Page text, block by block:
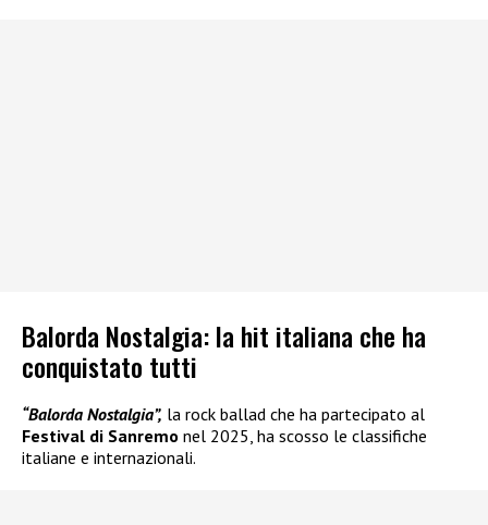
Balorda Nostalgia: la hit italiana che ha
conquistato tutti
“Balorda Nostalgia”, la rock ballad che ha partecipato al
Festival di Sanremo nel 2025, ha scosso le classifiche
italiane e internazionali.